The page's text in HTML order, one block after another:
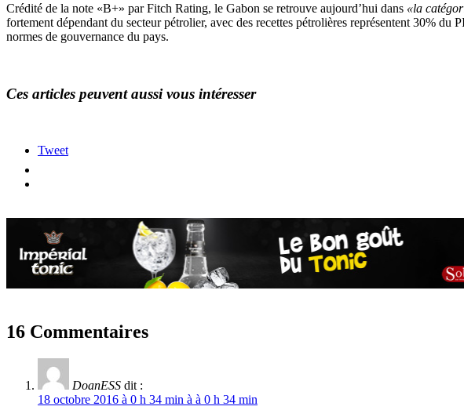
Crédité de la note «B+» par Fitch Rating, le Gabon se retrouve aujourd’hui dans «la
fortement dépendant du secteur pétrolier, avec des recettes pétrolières représentent 30% du
normes de gouvernance du pays.
Ces articles peuvent aussi vous intéresser
Tweet
16 Commentaires
DoanESS dit :
18 octobre 2016 à 0 h 34 min à à 0 h 34 min